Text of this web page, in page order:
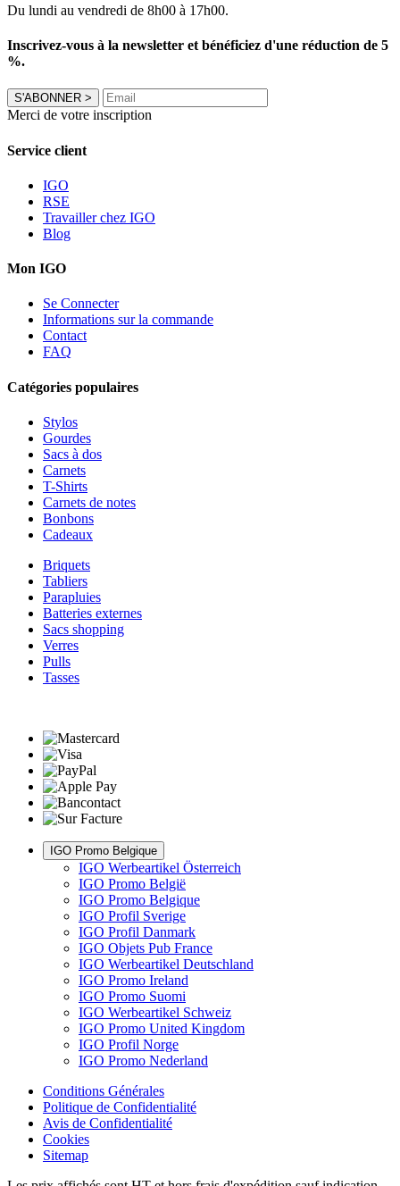
Du lundi au vendredi de 8h00 à 17h00.
Inscrivez-vous à la newsletter et bénéficiez d'une réduction de 5
%.
S'ABONNER >
Merci de votre inscription
Service client
IGO
RSE
Travailler chez IGO
Blog
Mon IGO
Se Connecter
Informations sur la commande
Contact
FAQ
Catégories populaires
Stylos
Gourdes
Sacs à dos
Carnets
T-Shirts
Carnets de notes
Bonbons
Cadeaux
Briquets
Tabliers
Parapluies
Batteries externes
Sacs shopping
Verres
Pulls
Tasses
IGO Promo Belgique
IGO Werbeartikel Österreich
IGO Promo België
IGO Promo Belgique
IGO Profil Sverige
IGO Profil Danmark
IGO Objets Pub France
IGO Werbeartikel Deutschland
IGO Promo Ireland
IGO Promo Suomi
IGO Werbeartikel Schweiz
IGO Promo United Kingdom
IGO Profil Norge
IGO Promo Nederland
Conditions Générales
Politique de Confidentialité
Avis de Confidentialité
Cookies
Sitemap